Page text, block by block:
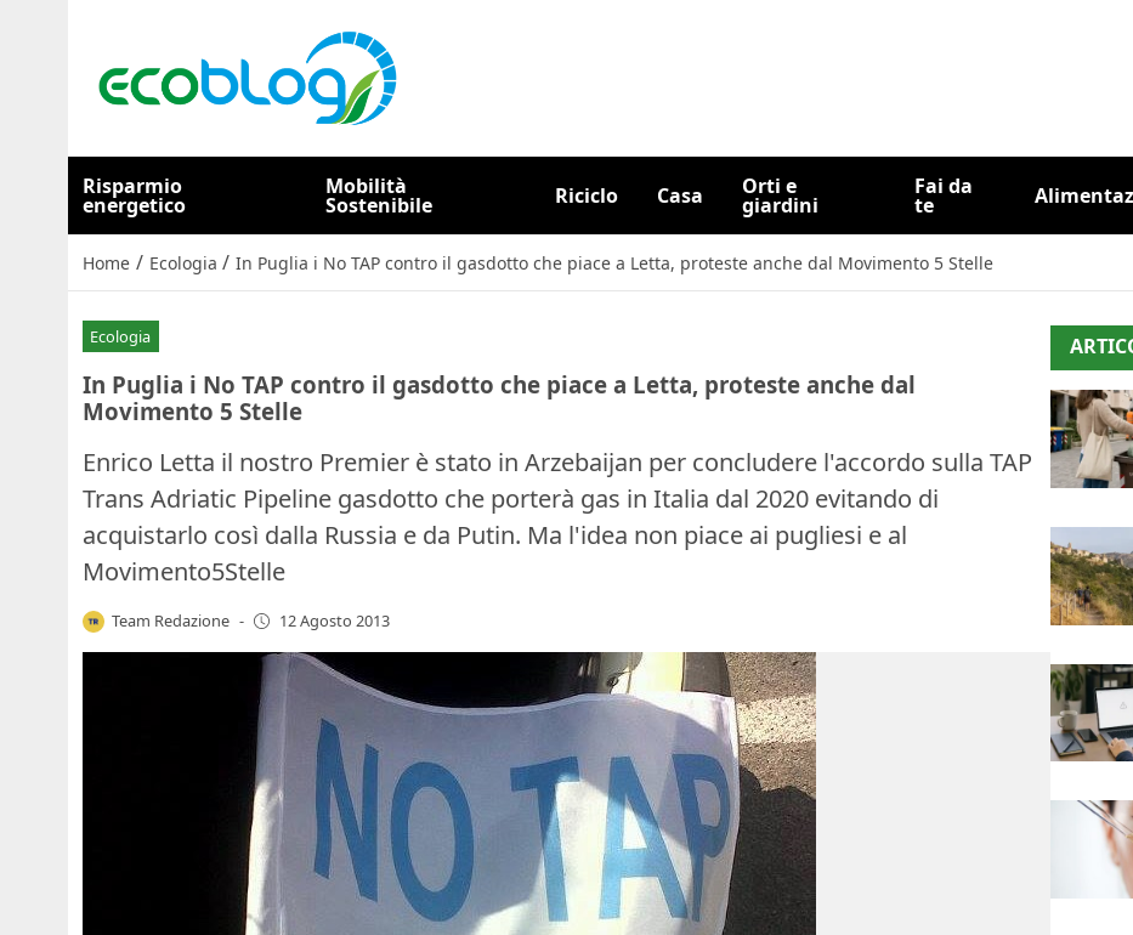
Risparmio
energetico
Mobilità
Sostenibile Riciclo Casa Orti e
giardini
Fai da
te
Home / Ecologia / In Puglia i No TAP contro il gasdotto che piace a Letta, proteste anche dal Movimento 5 Stelle
Ecologia
In Puglia i No TAP contro il gasdotto che piace a Letta, proteste anche dal
Movimento 5 Stelle
Enrico Letta il nostro Premier è stato in Arzebaijan per concludere l'accordo sulla TAP
Trans Adriatic Pipeline gasdotto che porterà gas in Italia dal 2020 evitando di
acquistarlo così dalla Russia e da Putin. Ma l'idea non piace ai pugliesi e al
Movimento5Stelle
Team Redazione - 12 Agosto 2013